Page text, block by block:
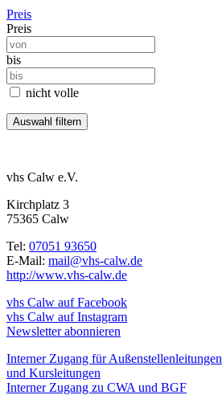
Preis
Preis
bis
nicht volle
vhs Calw e.V.
Kirchplatz 3
75365 Calw
Tel: 07051 93650
E-Mail: mail@vhs-calw.de
http://www.vhs-calw.de
vhs Calw auf Facebook
vhs Calw auf Instagram
Newsletter abonnieren
Interner Zugang für Außenstellenleitungen
und Kursleitungen
Interner Zugang zu CWA und BGF